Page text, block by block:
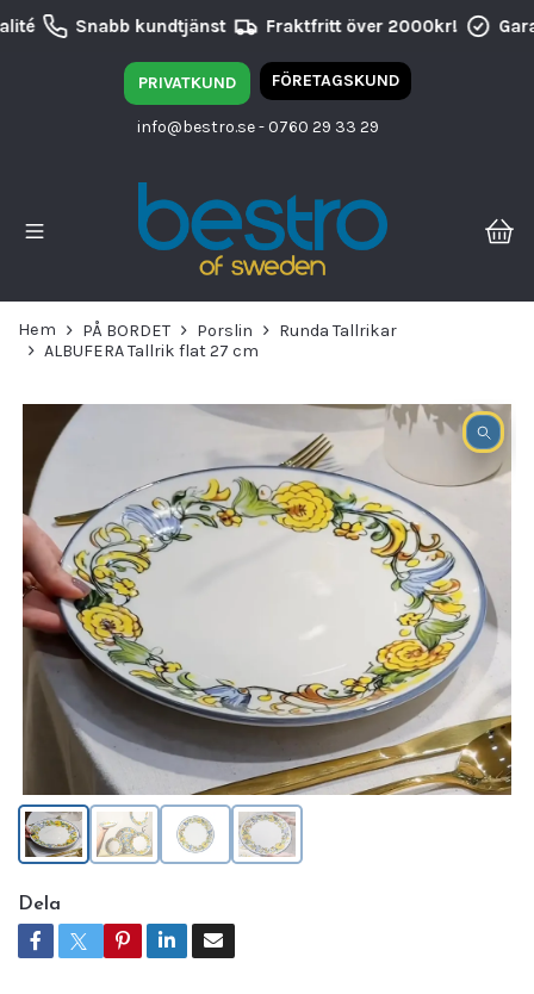
Snabb kundtjänst Fraktfritt över 2000kr!
PRIVATKUND FÖRETAGSKUND
info@bestro.se- 0760 29 33 29
Hem PÅ BORDET Porslin
Runda Tallrikar
ALBUFERA Tallrik flat 27 cm
Dela